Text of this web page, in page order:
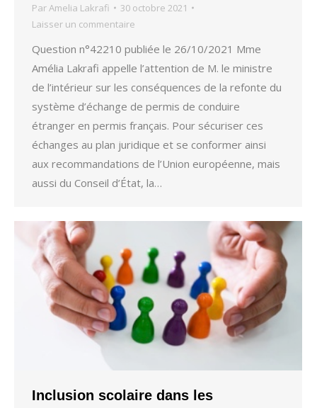
ParAmelia Lakrafi
30 octobre 2021
Laisser un commentaire
Question n°42210 publiée le 26/10/2021 Mme
Amélia Lakrafi appelle l’attention de M. le ministre
de l’intérieur sur les conséquences de la refonte du
système d’échange de permis de conduire
étranger en permis français. Pour sécuriser ces
échanges au plan juridique et se conformer ainsi
aux recommandations de l’Union européenne, mais
aussi du Conseil d’État, la…
Inclusion scolaire dans les